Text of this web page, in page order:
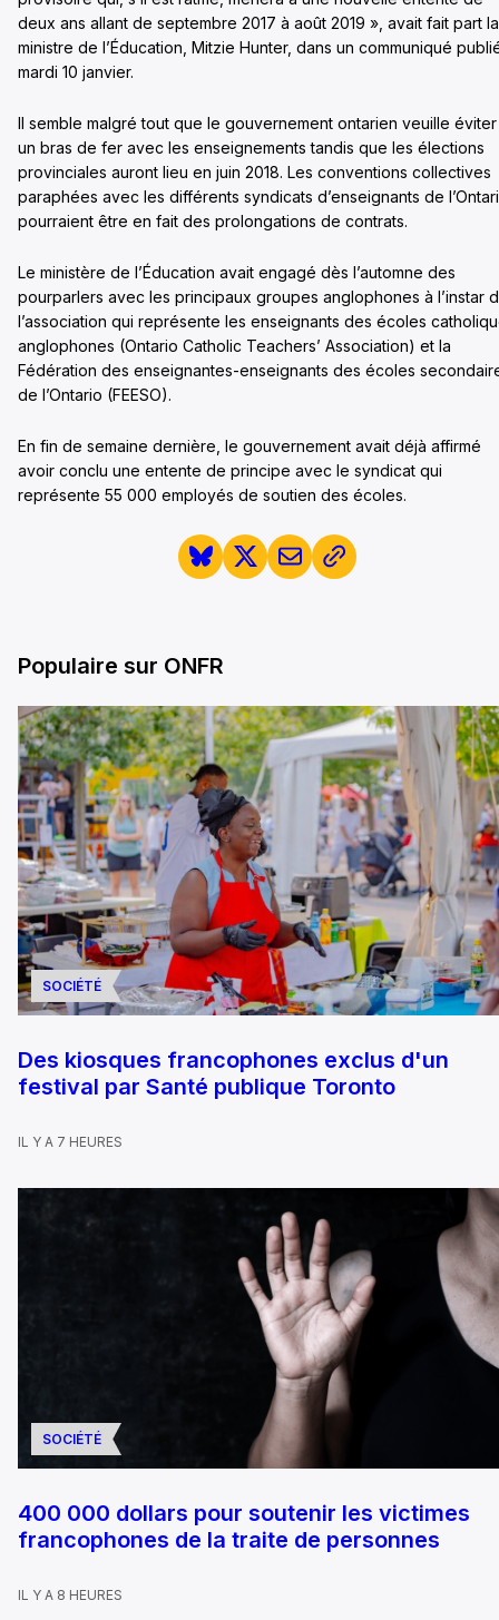
deux ans allant de septembre 2017 à août 2019 », avait fait part la
ministre de l’Éducation, Mitzie Hunter, dans un communiqué
mardi 10 janvier.
Il semble malgré tout que le gouvernement ontarien veuille éviter
un bras de fer avec les enseignements tandis que les élections
provinciales auront lieu en juin 2018. Les conventions collectives
paraphées avec les différents syndicats d’enseignants de
pourraient être en fait des prolongations de contrats.
Le ministère de l’Éducation avait engagé dès l’automne des
pourparlers avec les principaux groupes anglophones à l’instar
l’association qui représente les enseignants des écoles
anglophones (Ontario Catholic Teachers’ Association) et la
Fédération des enseignantes-enseignants des écoles
de l’Ontario (FEESO).
En fin de semaine dernière, le gouvernement avait déjà affirmé
avoir conclu une entente de principe avec le syndicat qui
représente 55 000 employés de soutien des écoles.
Populaire sur ONFR
SOCIÉTÉ
Des kiosques francophones exclus d'un
festival par Santé publique Toronto
IL Y A 7 HEURES
SOCIÉTÉ
400 000 dollars pour soutenir les victimes
francophones de la traite de personnes
IL Y A 8 HEURES